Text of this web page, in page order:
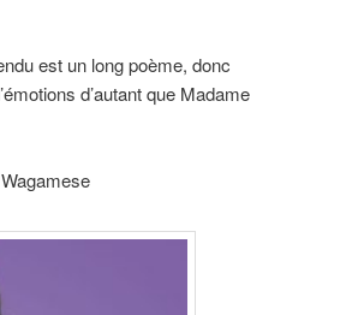
est un long poème, donc
d’autant que Madame